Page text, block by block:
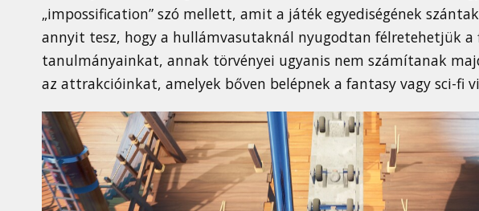
„impossification” szó mellett, amit a játék egyediségének
annyit tesz, hogy a hullámvasutaknál nyugodtan félretehetjük a
tanulmányainkat, annak törvényei ugyanis nem számítanak
az attrakcióinkat, amelyek bőven belépnek a fantasy vagy sci-fi